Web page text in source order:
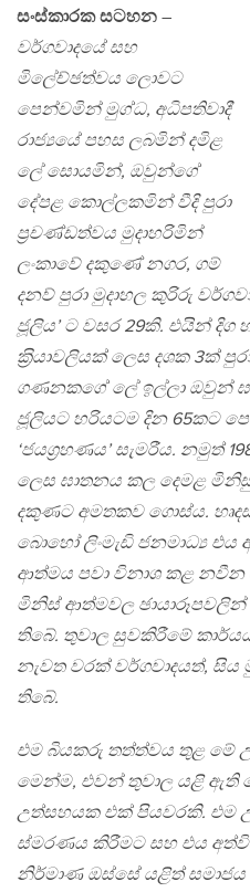
සංස්කාරක සටහන –
වර්ගවාදයේ සහ
මිලේච්ඡත්වය ලොවට
පෙන්වමින් මුග්ධ, අධිපතිවාදී
රාජ්‍යයේ පහස ලබමින් දමිළ
ලේ සොයමින්, ඔවුන්ගේ
දේපළ කොල්ලකමින් වීදි පුරා
ප‍්‍රචණ්ඩත්වය මුදාහරිමින්
ලංකාවේ දකුණේ නගර, ගම්
දනව් පුරා මුදාහල කුරිරු
ජූලිය’ ට වසර 29කි. එයින්
ක‍්‍රියාවලියක් ලෙස දශක 3ක්
ගණනකගේ ලේ ඉල්ලා ඔවුන්
ජූලියට හරියටම දින 65කට
‘ජයග‍්‍රහණය’ සැමරීය. නමුත්
ලෙස ඝාතනය කල දෙමළ
දකුණට අමතකව ගොස්ය.
බොහෝ ලිංමැඩි ජනමාධ්‍ය එය
ආත්මය පවා විනාශ කළ
මිනිස් ආත්මවල
තිබේ. තුවාල සුවකිරීමේ
නැවත වරක් වර්ගවාදයත්,
තිබේ.
එම බියකරු තත්ත්වය තුළ මේ
මෙන්ම, එවන් තුවාල යළි ඇති
උත්සහයක එක් පියවරකි. එම
ස්මරණය කිරීමට සහ එය
නිර්මාණ ඔස්සේ යළිත් සමාජය